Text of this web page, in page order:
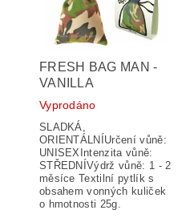
FRESH BAG MAN -
VANILLA
Vyprodáno
SLADKÁ,
ORIENTÁLNÍUrčení vůně:
UNISEXIntenzita vůně:
STŘEDNÍVýdrž vůně: 1 - 2
měsíce Textilní pytlík s
obsahem vonných kuliček
o hmotnosti 25g.